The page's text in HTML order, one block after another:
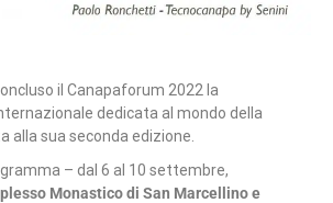
il Canapaforum 2022 la
dedicata al mondo della
alla sua seconda edizione.
– dal 6 al 10 settembre,
Monastico di San Marcellino e